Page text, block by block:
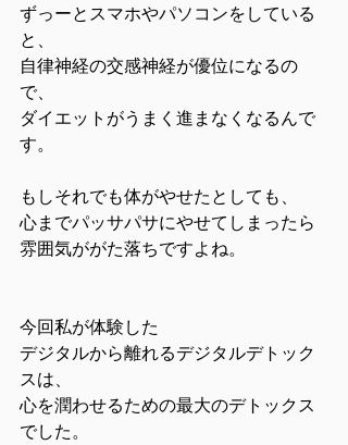
ずっーとスマホやパソコンをしている
と、
自律神経の交感神経が優位になるの
で、
ダイエットがうまく進まなくなるんで
す。
もしそれでも体がやせたとしても、
心までパッサパサにやせてしまったら
雰囲気ががた落ちですよね。
今回私が体験した
デジタルから離れるデジタルデトック
スは、
心を潤わせるための最大のデトックス
でした。